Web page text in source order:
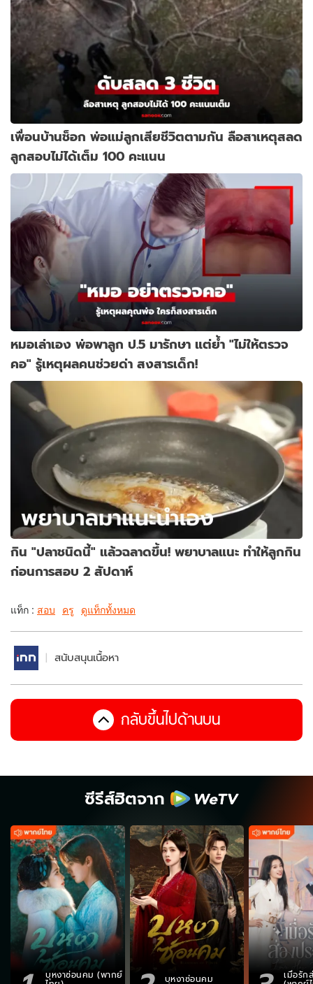
เพื่อนบ้านช็อก พ่อแม่ลูกเสียชีวิตตามกัน ลือสาเหตุสลด
ลูกสอบไม่ได้เต็ม 100 คะแนน
หมอเล่าเอง พ่อพาลูก ป.5 มารักษา แต่ย้ำ "ไม่ให้ตรวจ
คอ" รู้เหตุผลคนช่วยด่า สงสารเด็ก!
กิน "ปลาชนิดนี้" แล้วฉลาดขึ้น! พยาบาลแนะ ทำให้ลูกกิน
ก่อนการสอบ 2 สัปดาห์
แท็ก : สอบ ครู ดูแท็กทั้งหมด
สนับสนุนเนื้อหา
กลับขึ้นไปด้านบน
ซีรีส์ฮิตจาก
บุหงาซ่อนคม (พากย์ บุหงาซ่อนคม เมื่อรัก